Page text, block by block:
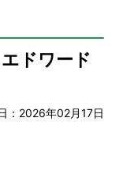
ドワード
：2026年02月17日